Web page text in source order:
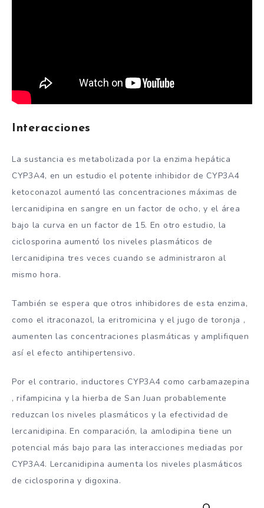
Interacciones
La sustancia es metabolizada por la enzima hepática
CYP3A4, en un estudio el potente inhibidor de CYP3A4
ketoconazol aumentó las concentraciones máximas de
lercanidipina en sangre en un factor de ocho, y el área
bajo la curva en un factor de 15. En otro estudio, la
ciclosporina aumentó los niveles plasmáticos de
lercanidipina tres veces cuando se administraron al
mismo hora.
También se espera que otros inhibidores de esta enzima,
como el itraconazol, la eritromicina y el jugo de toronja ,
aumenten las concentraciones plasmáticas y amplifiquen
así el efecto antihipertensivo.
Por el contrario, inductores CYP3A4 como carbamazepina
, rifampicina y la hierba de San Juan probablemente
reduzcan los niveles plasmáticos y la efectividad de
lercanidipina. En comparación, la amlodipina tiene un
potencial más bajo para las interacciones mediadas por
CYP3A4. Lercanidipina aumenta los niveles plasmáticos
de ciclosporina y digoxina.